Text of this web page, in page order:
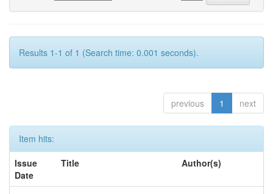
Results 1-1 of 1 (Search time: 0.001 seconds).
previous 1 next
Item hits:
Issue
Date
Title Author(s)